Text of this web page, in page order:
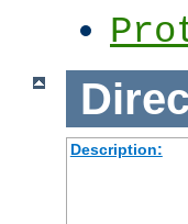
Description: